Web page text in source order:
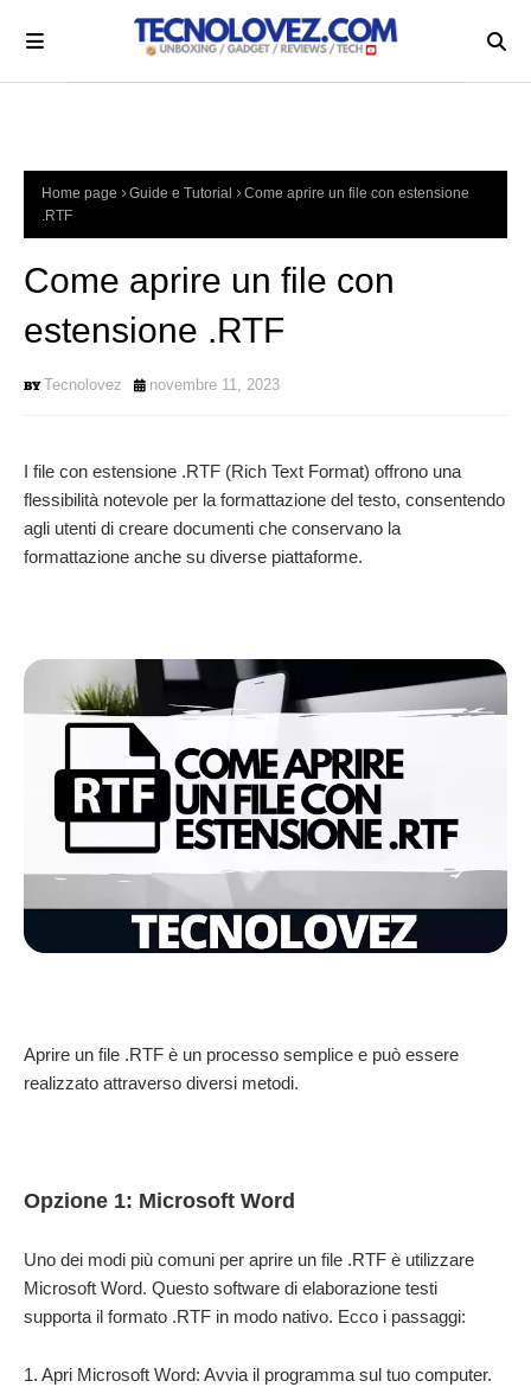
Home page Guide e Tutorial
Come aprire un file con estensione
.RTF
Come aprire un file con
estensione .RTF
Tecnolovez novembre 11, 2023
I file con estensione .RTF (Rich Text Format) offrono una
flessibilità notevole per la formattazione del testo, consentendo
agli utenti di creare documenti che conservano la
formattazione anche su diverse piattaforme.
Aprire un file .RTF è un processo semplice e può essere
realizzato attraverso diversi metodi.
Opzione 1: Microsoft Word
Uno dei modi più comuni per aprire un file .RTF è utilizzare
Microsoft Word. Questo software di elaborazione testi
supporta il formato .RTF in modo nativo. Ecco i passaggi:
1. Apri Microsoft Word: Avvia il programma sul tuo computer.